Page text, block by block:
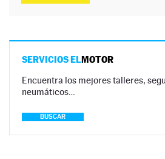
SERVICIOS ELMOTOR
Encuentra los mejores talleres,
neumáticos…
BUSCAR